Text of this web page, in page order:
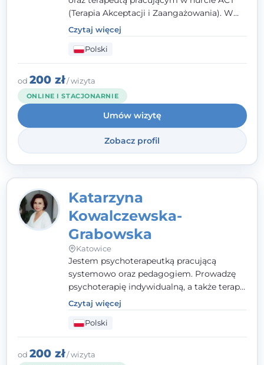
(Terapia Akceptacji i Zaangażowania). W
kontakcie z pacjentem najważniejsze są dla
mnie serdeczność, zrozumienie i atmosfera
pełna ciepła. Wierzę, że skuteczna terapia
to wspólne działanie - razem tworzymy
zespół, który szuka rozwiązań.
Czytaj więcej
Polski
od 200 zł/ wizyta
ONLINE I STACJONARNIE
Umów wizytę
Zobacz profil
Katarzyna
Kowalczewska-
Grabowska
Katowice
Jestem psychoterapeutką pracującą
systemowo oraz pedagogiem. Prowadzę
psychoterapię indywidualną, a także terapię
par, małżeństw i rodzin. Patrzę na
człowieka całościowo - w kontekście jego
relacji z rodziną, pracą i otoczeniem - i
opieram współpracę na Twoich mocnych
stronach.
Czytaj więcej
Polski
od 200 zł/ wizyta